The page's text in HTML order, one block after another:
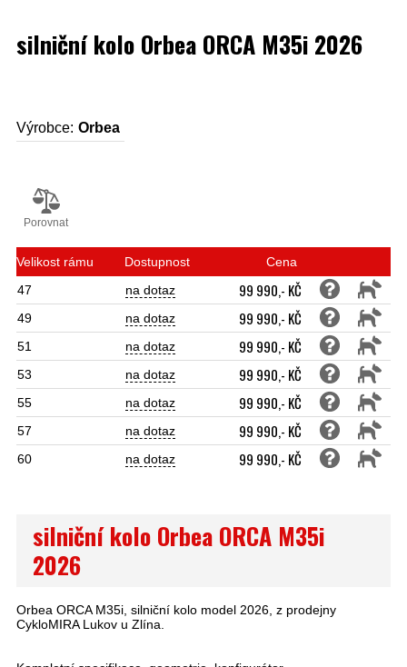
silniční kolo Orbea ORCA M35i 2026
Výrobce: Orbea
Porovnat
Velikost rámu Dostupnost
Cena
47
na dotaz 99 990,- KČ
49 na dotaz 99 990,- KČ
51 na dotaz 99 990,- KČ
53 na dotaz 99 990,- KČ
55 na dotaz 99 990,- KČ
57 na dotaz 99 990,- KČ
60 na dotaz 99 990,- KČ
silniční kolo Orbea ORCA M35i
2026
Orbea ORCA M35i, silniční kolo model 2026, z prodejny
CykloMIRA Lukov u Zlína.